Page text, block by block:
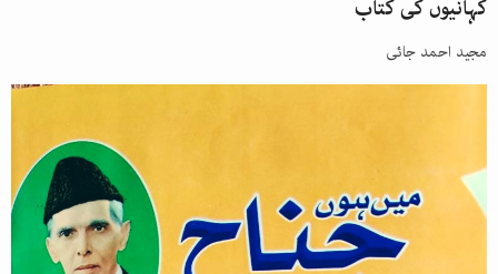
کہانیوں کی کتاب
مجید احمد جائی